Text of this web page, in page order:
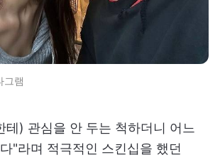
그램
테) 관심을 안 두는 척하더니 어느
"라며 적극적인 스킨십을 했던